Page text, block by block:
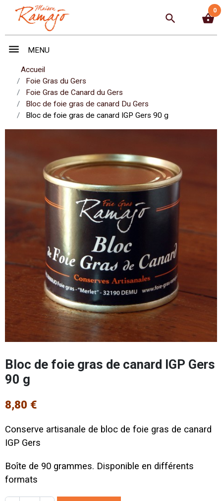
search shopping_basket
0
menu MENU
Accueil
Foie Gras du Gers
Foie Gras de Canard du Gers
Bloc de foie gras de canard Du Gers
Bloc de foie gras de canard IGP Gers 90 g
Bloc de foie gras de canard IGP Gers
90 g
8,80 €
Conserve artisanale de bloc de foie gras de canard
IGP Gers
Boîte de 90 grammes. Disponible en différents
formats